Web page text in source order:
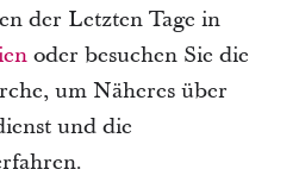
der Letzten Tage in
oder besuchen Sie die
um Näheres über
und die